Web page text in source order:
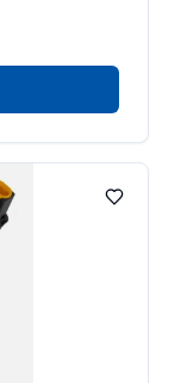
Lägg till